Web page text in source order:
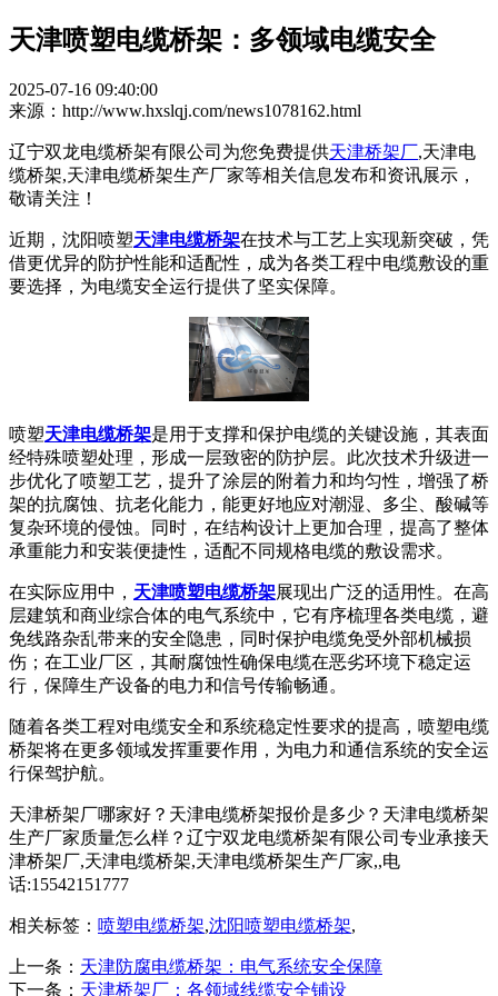
天津喷塑电缆桥架：多领域电缆安全​
2025-07-16 09:40:00
来源：http://www.hxslqj.com/news1078162.html
辽宁双龙电缆桥架有限公司为您免费提供天津桥架厂,天津电
缆桥架,天津电缆桥架生产厂家等相关信息发布和资讯展示，
敬请关注！
近期，沈阳喷塑天津电缆桥架在技术与工艺上实现新突破，凭
借更优异的防护性能和适配性，成为各类工程中电缆敷设的重
要选择，为电缆安全运行提供了坚实保障。
​ 喷塑天津电缆桥架是用于支撑和保护电缆的关键设施，其表面
经特殊喷塑处理，形成一层致密的防护层。此次技术升级进一
步优化了喷塑工艺，提升了涂层的附着力和均匀性，增强了桥
架的抗腐蚀、抗老化能力，能更好地应对潮湿、多尘、酸碱等
复杂环境的侵蚀。同时，在结构设计上更加合理，提高了整体
承重能力和安装便捷性，适配不同规格电缆的敷设需求。
​ 在实际应用中， 天津喷塑电缆桥架展现出广泛的适用性。在高
层建筑和商业综合体的电气系统中，它有序梳理各类电缆，避
免线路杂乱带来的安全隐患，同时保护电缆免受外部机械损
伤；在工业厂区，其耐腐蚀性确保电缆在恶劣环境下稳定运
行，保障生产设备的电力和信号传输畅通。
​ 随着各类工程对电缆安全和系统稳定性要求的提高，喷塑电缆
桥架将在更多领域发挥重要作用，为电力和通信系统的安全运
行保驾护航。
天津桥架厂哪家好？天津电缆桥架报价是多少？天津电缆桥架
生产厂家质量怎么样？辽宁双龙电缆桥架有限公司专业承接天
津桥架厂,天津电缆桥架,天津电缆桥架生产厂家,,电
话:15542151777
相关标签： 喷塑电缆桥架,沈阳喷塑电缆桥架,
上一条： 天津防腐电缆桥架：电气系统安全保障​
下一条： 天津桥架厂：各领域线缆安全铺设